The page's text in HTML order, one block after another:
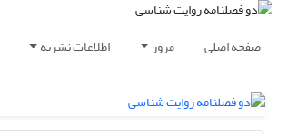
صفحه اصلی مرور اطلاعات نشریه